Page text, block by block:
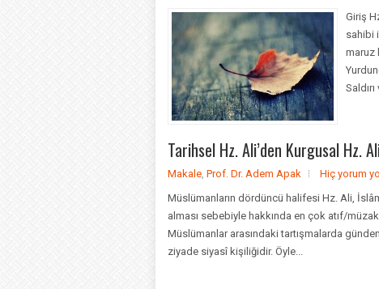
Giriş
sahibi
maruz
Tarihsel Hz. Ali’den Kurgusal Hz.
Makale, Prof. Dr. Adem Apak
Hiç yorum
Müslümanların dördüncü halifesi Hz. Ali,
alması sebebiyle hakkında en çok atıf/
Müslümanlar arasındaki tartışmalarda
ziyade siyasî kişiliğidir. Öyle...